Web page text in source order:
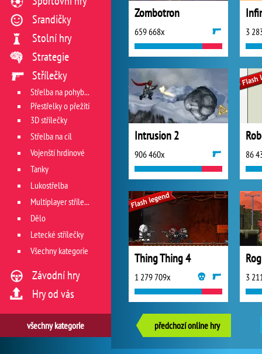
Zombotron
659 668x 3
Intrusion 2
906 460x 86
Thing Thing 4
1 279 709x 3
předchozí online hry
Srandičky
Stolní hry
Strategie
Střílečky
Střelba na pohyblivý cíl
Přestřelky o přežití
3D střílečky
Střelba na cíl
Vojenští hrdinové
Tanky
Lukostřelba
Multiplayer střílečky
Dělo
Letecké střílečky
Všechny kategorie
Závodní hry
Hry od vás
všechny kategorie